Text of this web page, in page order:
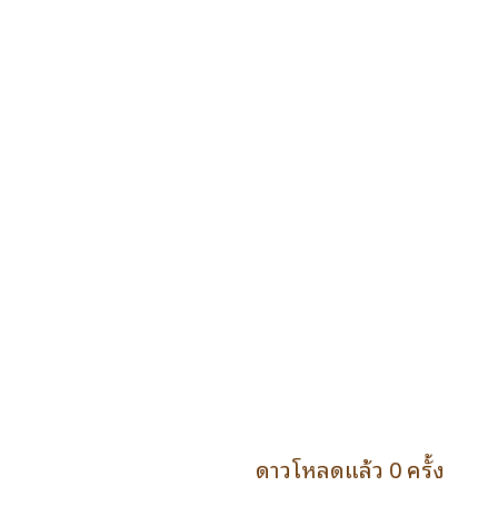
ดาวโหลดแล้ว 0 ครั้ง